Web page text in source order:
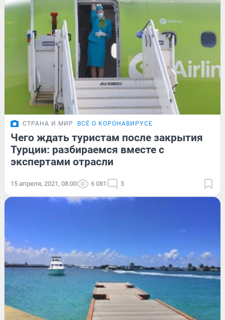
СТРАНА И МИР ВСЁ О КОРОНАВИРУСЕ
Чего ждать туристам после закрытия
Турции: разбираемся вместе с
экспертами отрасли
15 апреля, 2021, 08:00 6 081 3